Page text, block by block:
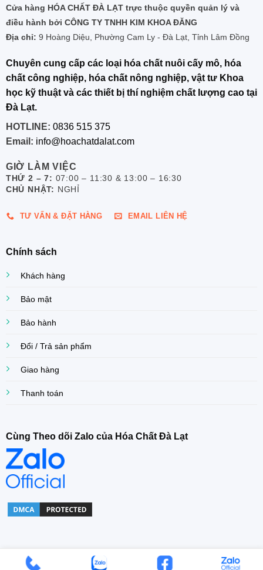
Cửa hàng HÓA CHẤT ĐÀ LẠT trực thuộc quyền quản lý và
điều hành bởi CÔNG TY TNHH KIM KHOA ĐĂNG
Địa chỉ: 9 Hoàng Diệu, Phường Cam Ly - Đà Lạt, Tỉnh Lâm Đồng
Chuyên cung cấp các loại hóa chất nuôi cấy mô, hóa
chất công nghiệp, hóa chất nông nghiệp, vật tư Khoa
học kỹ thuật và các thiết bị thí nghiệm chất lượng cao tại
Đà Lạt.
HOTLINE: 0836 515 375
Email: info@hoachatdalat.com
GIỜ LÀM VIỆC
THỨ 2 – 7: 07:00 – 11:30 & 13:00 – 16:30
CHỦ NHẬT: NGHỈ
TƯ VẤN & ĐẶT HÀNG EMAIL LIÊN HỆ
Chính sách
Khách hàng
Bảo mật
Bảo hành
Đổi / Trả sản phẩm
Giao hàng
Thanh toán
Cùng Theo dõi Zalo của Hóa Chất Đà Lạt